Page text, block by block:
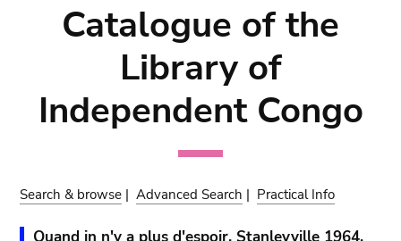
Catalogue of the
Library of
Independent Congo
Search & browse |Advanced Search | Practical Info